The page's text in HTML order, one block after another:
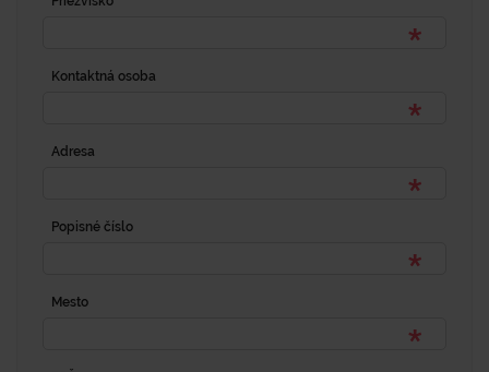
Kontaktná osoba
Adresa
Popisné číslo
Mesto